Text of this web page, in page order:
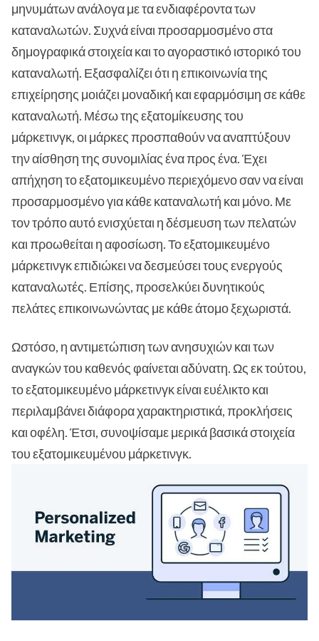
μηνυμάτων ανάλογα με τα ενδιαφέροντα των
καταναλωτών. Συχνά είναι προσαρμοσμένο στα
δημογραφικά στοιχεία και το αγοραστικό ιστορικό του
καταναλωτή. Εξασφαλίζει ότι η επικοινωνία της
επιχείρησης μοιάζει μοναδική και εφαρμόσιμη σε κάθε
καταναλωτή. Μέσω της εξατομίκευσης του
μάρκετινγκ, οι μάρκες προσπαθούν να αναπτύξουν
την αίσθηση της συνομιλίας ένα προς ένα. Έχει
απήχηση το εξατομικευμένο περιεχόμενο σαν να είναι
προσαρμοσμένο για κάθε καταναλωτή και μόνο. Με
τον τρόπο αυτό ενισχύεται η δέσμευση των πελατών
και προωθείται η αφοσίωση. Το εξατομικευμένο
μάρκετινγκ επιδιώκει να δεσμεύσει τους ενεργούς
καταναλωτές. Επίσης, προσελκύει δυνητικούς
πελάτες επικοινωνώντας με κάθε άτομο ξεχωριστά.
Ωστόσο, η αντιμετώπιση των ανησυχιών και των
αναγκών του καθενός φαίνεται αδύνατη. Ως εκ τούτου,
το εξατομικευμένο μάρκετινγκ είναι ευέλικτο και
περιλαμβάνει διάφορα χαρακτηριστικά, προκλήσεις
και οφέλη. Έτσι, συνοψίσαμε μερικά βασικά στοιχεία
του εξατομικευμένου μάρκετινγκ.